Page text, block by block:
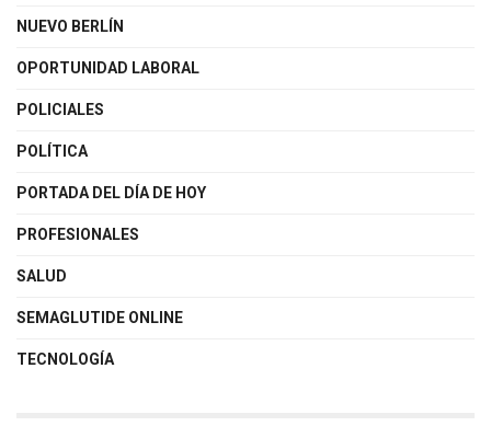
NUEVO BERLÍN
OPORTUNIDAD LABORAL
POLICIALES
POLÍTICA
PORTADA DEL DÍA DE HOY
PROFESIONALES
SALUD
SEMAGLUTIDE ONLINE
TECNOLOGÍA